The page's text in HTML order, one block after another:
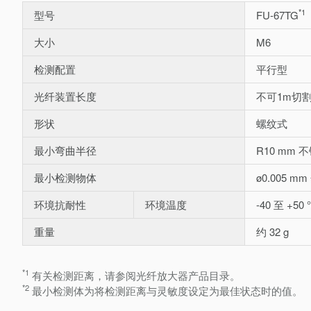
型号 FU-67TG*1
大小
M6
检测配置
平行型
光纤装置长度
不可1m切
形状
螺纹式
最小弯曲半径
R10 mm
最小检测物体
ø0.005 mm
环境抗耐性 环境温度
-40 至 +50
重量
约 32 g
*1 有关检测距离，请参阅光纤放大器产品目录。
*2 最小检测体为将检测距离与灵敏度设定为最佳状态时的值。